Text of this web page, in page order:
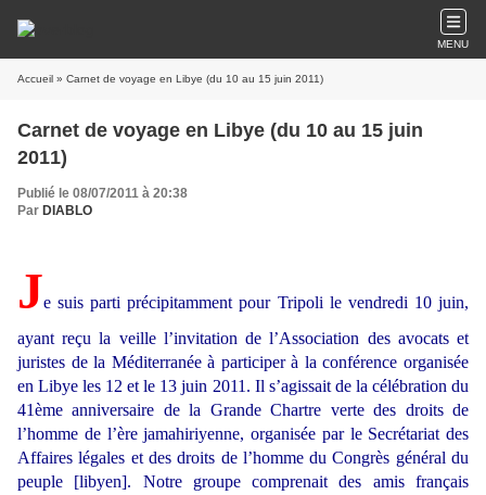
MENU
Accueil » Carnet de voyage en Libye (du 10 au 15 juin 2011)
Carnet de voyage en Libye (du 10 au 15 juin
2011)
Publié le 08/07/2011 à 20:38
Par DIABLO
Je suis parti précipitamment pour Tripoli le vendredi 10 juin,
ayant reçu la veille l’invitation de l’Association des avocats et
juristes de la Méditerranée à participer à la conférence organisée
en Libye les 12 et le 13 juin 2011. Il s’agissait de la célébration du
41ème anniversaire de la Grande Chartre verte des droits de
l’homme de l’ère jamahiriyenne, organisée par le Secrétariat des
Affaires légales et des droits de l’homme du Congrès général du
peuple [libyen]. Notre groupe comprenait des amis français